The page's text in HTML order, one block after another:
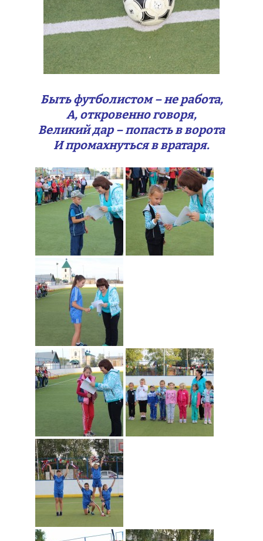
Быть футболистом – не работа,
А, откровенно говоря,
Великий дар – попасть в ворота
И промахнуться в вратаря.